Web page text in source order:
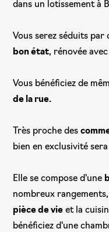
dans un lotissement à
Vous serez séduits
bon état, rénovée
Vous bénéficiez de
de la rue.
Très proche des
bien en exclusivité
Elle se compose d'une
nombreux
pièce de vie et la
bénéficiez d'une